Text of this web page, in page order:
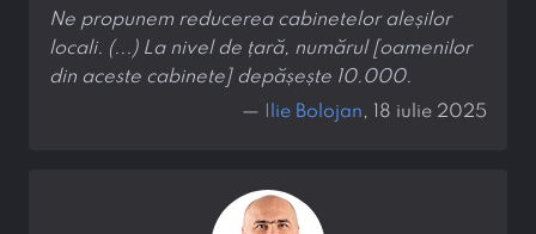
Ne propunem reducerea cabinetelor aleșilor
locali. (...) La nivel de țară, numărul [oamenilor
din aceste cabinete] depășește 10.000.
—
Ilie Bolojan, 18 iulie 2025